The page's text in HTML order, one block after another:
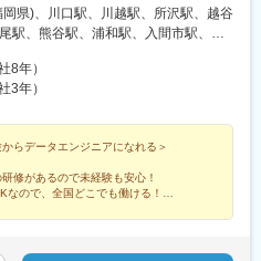
エ32F（各線「渋谷駅」直結）■大阪
4-2-12 野村不動産御堂筋本町ビル
県)、川口駅、川越駅、所沢駅、越谷
駅、熊谷駅、浦和駅、入間市駅、三
駅、練馬駅、蒲田駅、葛西駅、北千
駅、豊洲駅、亀有駅、町田駅、品川
、立川駅、日本橋駅(東京都)、吉祥寺
、国分寺駅、武蔵小金井駅、昭島
水駅、東久留米駅、船橋駅、松戸
流山おおたかの森駅、八千代台駅、
愛宕駅(千葉県)、木更津駅、成田駅、
駅、茅ケ崎駅、大和駅(神奈川県)、本
8年）
3年）
からデータエンジニアになれる＞
修があるので未経験も安心！
なので、全国どこでも働ける！
年休120日でプライベートも充実！